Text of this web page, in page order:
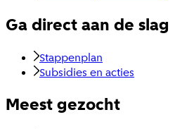
Ga direct aan de slag
Stappenplan
Subsidies en acties
Meest gezocht